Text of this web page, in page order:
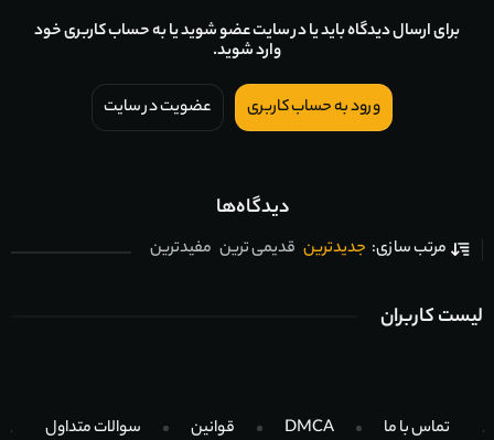
برای ارسال دیدگاه باید یا در سایت عضو شوید یا به حساب کاربری خود
وارد شوید.
ورود به حساب کاربری عضویت در سایت
دیدگاه‌ها
مرتب سازی: جدیدترین قدیمی ترین مفیدترین
لیست کاربران
تماس با ما DMCA قوانین سوالات متداول